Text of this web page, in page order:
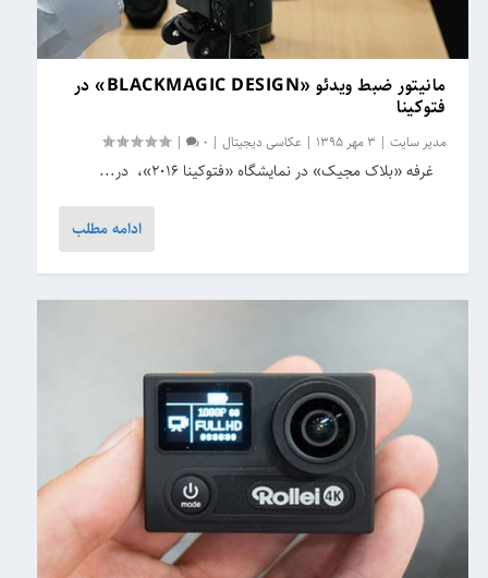
مانیتور ضبط ویدئو «BLACKMAGIC DESIGN» در
فتوکینا
مدیر سایت | 3 مهر 1395 |عکاسی دیجیتال |
0
|
غرفه «بلاک مجیک» در نمایشگاه «فتوکینا ۲۰۱۶»، در...
ادامه مطلب